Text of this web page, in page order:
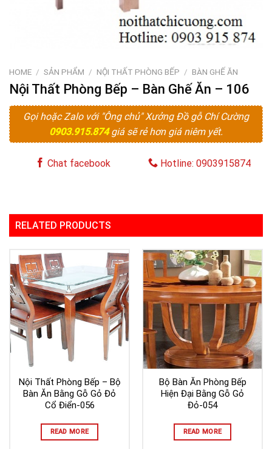
HOME / SẢN PHẨM / NỘI THẤT PHÒNG BẾP / BÀN GHẾ ĂN
Nội Thất Phòng Bếp – Bàn Ghế Ăn – 106
Gọi hoặc Zalo với "Ông chủ" Xưởng Đồ gỗ Chí Cường
0903.915.874giá sẽ rẻ hơn giá niêm yết.
Chat facebook Hotline: 0903915874
RELATED PRODUCTS
Nội Thất Phòng Bếp – Bộ
Bàn Ăn Bằng Gỗ Gỏ Đỏ
Cổ Điển-056
READ MORE
Bộ Bàn Ăn Phòng Bếp
Hiện Đại Bằng Gỗ Gỏ
Đỏ-054
READ MORE